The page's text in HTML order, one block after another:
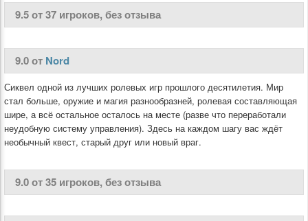
9.5 от 37 игроков, без отзыва
9.0 от Nord
Сиквел одной из лучших ролевых игр прошлого десятилетия. Мир
стал больше, оружие и магия разнообразней, ролевая составляющая
шире, а всё остальное осталось на месте (разве что переработали
неудобную систему управления). Здесь на каждом шагу вас ждёт
необычный квест, старый друг или новый враг.
9.0 от 35 игроков, без отзыва